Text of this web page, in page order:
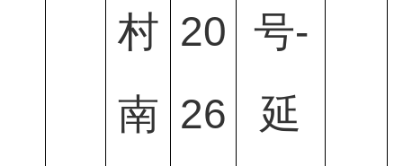
村
南
20
26
号-
延